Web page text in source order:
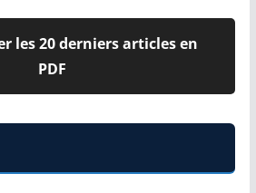
les 20 derniers articles en
PDF